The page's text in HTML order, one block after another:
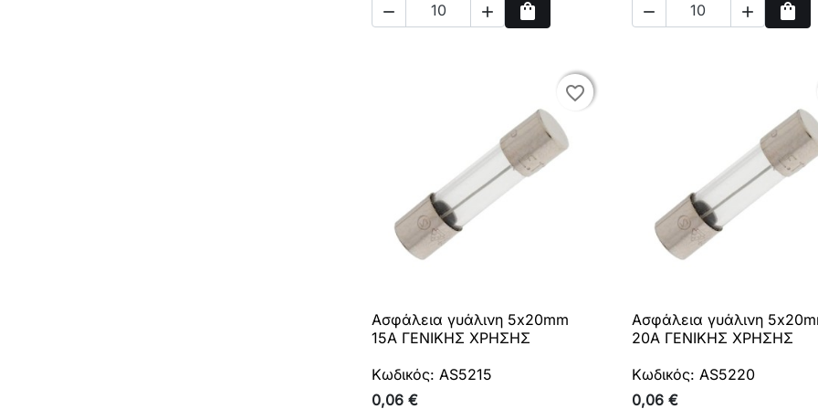
  shopping_bag
Αγορά
  shopping_bag
favorite_border
favorite_border
 Γρήγορη προβολή
Ασφάλεια γυάλινη 5x20mm
15A ΓΕΝΙΚΗΣ ΧΡΗΣΗΣ
Κωδικός: AS5215
0,06 €
 Γρήγορη προβολή
Ασφάλεια γυάλινη
20A ΓΕΝΙΚΗΣ ΧΡΗΣΗΣ
Κωδικός: AS5220
0,06 €